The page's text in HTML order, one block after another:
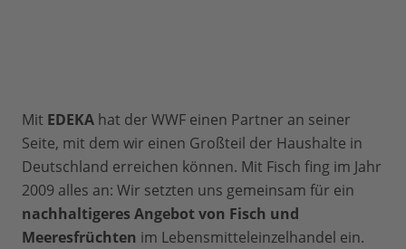
Mit EDEKA hat der WWF einen Partner an seiner
Seite, mit dem wir einen Großteil der Haushalte in
Deutschland erreichen können. Mit Fisch fing im Jahr
2009 alles an: Wir setzten uns gemeinsam für ein
nachhaltigeres Angebot von Fisch und
Meeresfrüchten im Lebensmitteleinzelhandel ein.